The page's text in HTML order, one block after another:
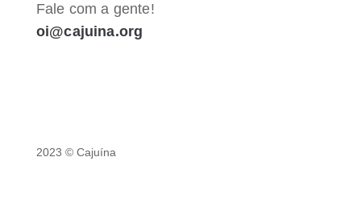
Fale com a gente!
oi@cajuina.org
2023 © Cajuína